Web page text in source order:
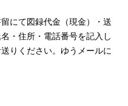
にて図録代金（現金）・送
・住所・電話番号を記入し
りください。ゆうメールに